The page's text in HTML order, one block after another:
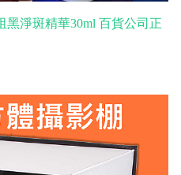
黑淨斑精華30ml 百貨公司正